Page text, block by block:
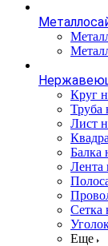
Круг
Труба
Лист
Балка
Лента
Сетка
Еще